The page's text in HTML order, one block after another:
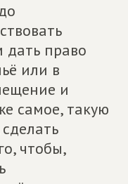
дать право
или в
и
самое, такую
чтобы,